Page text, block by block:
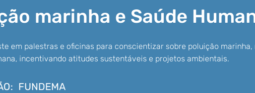
marinha e Saúde
em palestras e oficinas para conscientizar sobre poluição
incentivando atitudes sustentáveis e projetos ambientais.
FUNDEMA